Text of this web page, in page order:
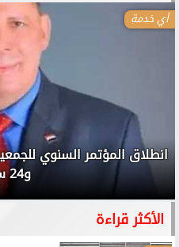
أي خدمة
و24 سبتمبر
الأكثر قراءة